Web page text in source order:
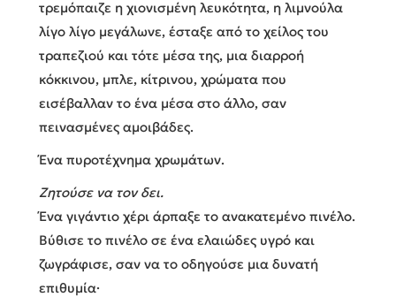
τρεμόπαιζε η χιονισμένη λευκότητα, η λιμνούλα
λίγο λίγο μεγάλωνε, έσταξε από το χείλος του
τραπεζιού και τότε μέσα της, μια διαρροή
κόκκινου, μπλε, κίτρινου, χρώματα που
εισέβαλλαν το ένα μέσα στο άλλο, σαν
πεινασμένες αμοιβάδες.
Ένα πυροτέχνημα χρωμάτων.
Ζητούσε να τον δει.
Ένα γιγάντιο χέρι άρπαξε το ανακατεμένο πινέλο.
Βύθισε το πινέλο σε ένα ελαιώδες υγρό και
ζωγράφισε, σαν να το οδηγούσε μια δυνατή
επιθυμία·